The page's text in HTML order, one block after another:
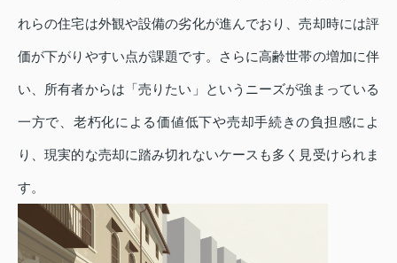
れらの住宅は外観や設備の劣化が進んでおり、売却時には評
価が下がりやすい点が課題です。さらに高齢世帯の増加に伴
い、所有者からは「売りたい」というニーズが強まっている
一方で、老朽化による価値低下や売却手続きの負担感によ
り、現実的な売却に踏み切れないケースも多く見受けられま
す。